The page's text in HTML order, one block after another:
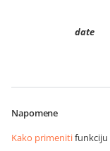
date
Napomene
Kako primenitifunkciju